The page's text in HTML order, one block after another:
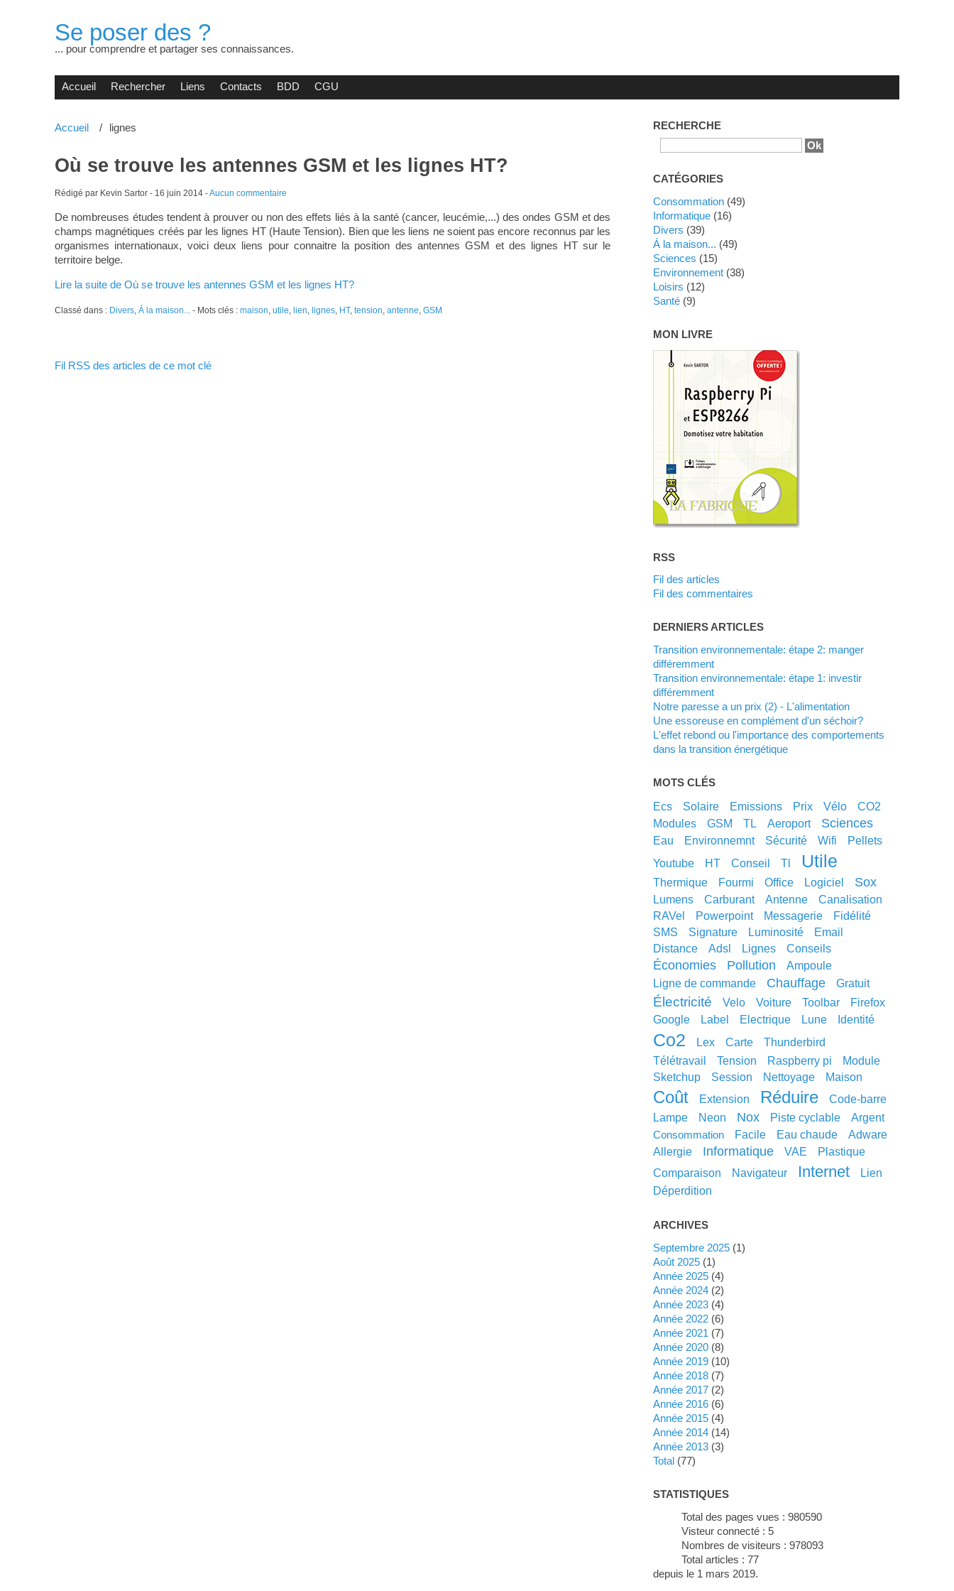
Se poser des ?
... pour comprendre et partager ses connaissances.
Accueil Rechercher Liens Contacts BDD CGU
Accueil lignes
Où se trouve les antennes GSM et les lignes HT?
Rédigé par Kevin Sartor - 16 juin 2014-Aucun commentaire
De nombreuses études tendent à prouver ou non des effets liés à la santé (cancer, leucémie,...) des ondes GSM et des
champs magnétiques créés par les lignes HT (Haute Tension). Bien que les liens ne soient pas encore reconnus par les
organismes internationaux, voici deux liens pour connaitre la position des antennes GSM et des lignes HT sur le
territoire belge.
Lire la suite de Où se trouve les antennes GSM et les lignes HT?
Classé dans : Divers, Á la maison... - Mots clés : maison utile lien lignes, HT, tension antenne GSM
Fil RSS des articles de ce mot clé
RECHERCHE
CATÉGORIES
Consommation (49)
Informatique (16)
Divers (39)
Á la maison... (49)
Sciences (15)
Environnement (38)
Loisirs (12)
Santé (9)
MON LIVRE
RSS
Fil des articles
Fil des commentaires
DERNIERS ARTICLES
Transition environnementale: étape 2: manger
différemment
Transition environnementale: étape 1: investir
différemment
Notre paresse a un prix (2) - L'alimentation
Une essoreuse en complément d'un séchoir?
L'effet rebond ou l'importance des comportements
dans la transition énergétique
MOTS CLÉS
ecs solaire emissions prix vélo
CO2
modules
GSM TL aeroport sciences
eau environnemnt sécurité wifi
pellets
youtube
HT conseil utile
thermique fourmi office logiciel sox
lumens carburant antenne
canalisation
RAVel
powerpoint messagerie
fidélité
SMS
signature luminosité
email
distance
adsl lignes conseils
économies pollution
ampoule
ligne de commande
chauffage gratuit
électricité velo voiture toolbar
Firefox
google
label electrique lune identité
co2 lex carte
thunderbird
télétravail
tension raspberry pi
module
sketchup
session nettoyage maison
coût extension réduire
code-barre
lampe
neon nox piste cyclable argent
consommation facile eau chaude
adware
allergie
informatique VAE
plastique
comparaison
navigateur internet
lien
déperdition
ARCHIVES
septembre 2025 (1)
août 2025 (1)
année 2025 (4)
année 2024 (2)
année 2023 (4)
année 2022 (6)
année 2021 (7)
année 2020 (8)
année 2019 (10)
année 2018 (7)
année 2017 (2)
année 2016 (6)
année 2015 (4)
année 2014 (14)
année 2013 (3)
total (77)
STATISTIQUES
Total des pages vues :980590
Visteur connecté : 5
Nombres de visiteurs :978093
Total articles :77
depuis le 1 mars 2019.